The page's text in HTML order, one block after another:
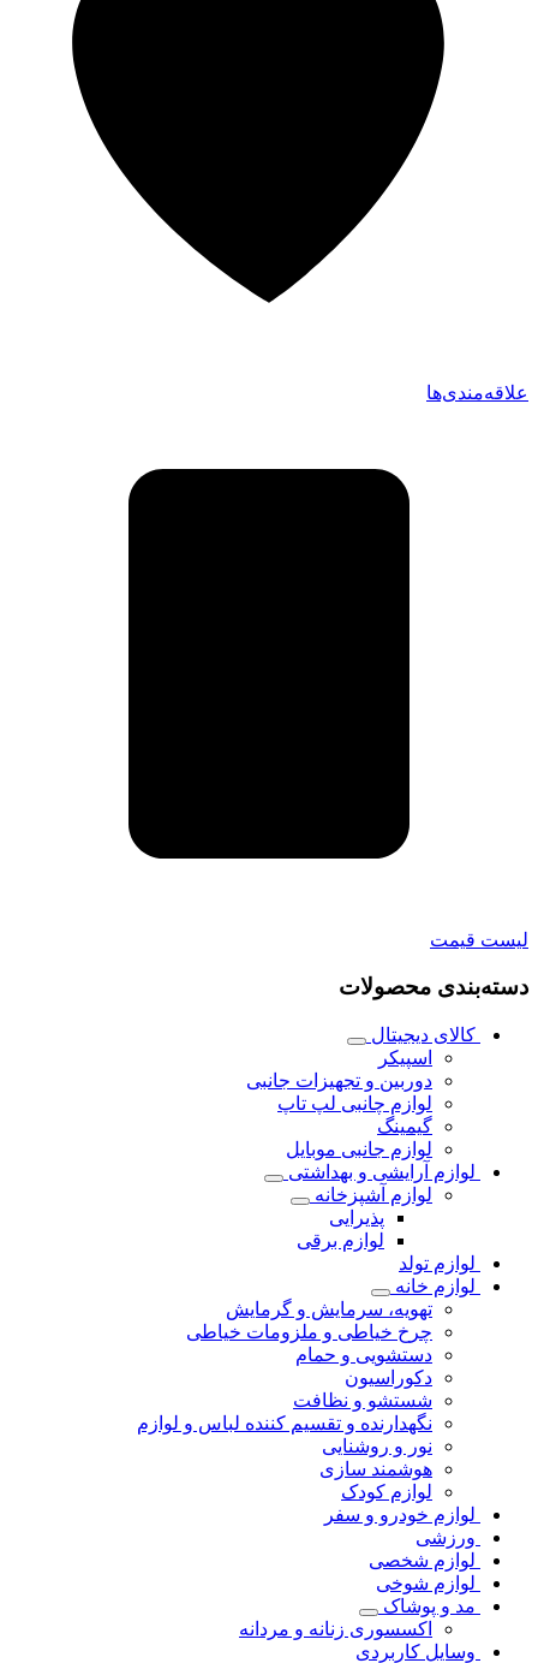
علاقه‌مندی‌ها
لیست قیمت
دسته‌بندی محصولات
کالای دیجیتال
اسپیکر
دوربین و تجهیزات جانبی
لوازم چانبی لپ تاپ
گیمینگ
لوازم جانبی موبایل
لوازم آرایشی و بهداشتی
لوازم آشپزخانه
پذیرایی
لوازم برقی
لوازم تولد
لوازم خانه
تهویه، سرمایش و گرمایش
چرخ خیاطی و ملزومات خیاطی
دستشویی و حمام
دکوراسیون
شستشو و نظافت
نگهدارنده و تقسیم کننده لباس و لوازم
نور و روشنایی
هوشمند سازی
لوازم کودک
لوازم خودرو و سفر
ورزشی
لوازم شخصی
لوازم شوخی
مد و پوشاک
اکسسوری زنانه و مردانه
وسایل کاربردی